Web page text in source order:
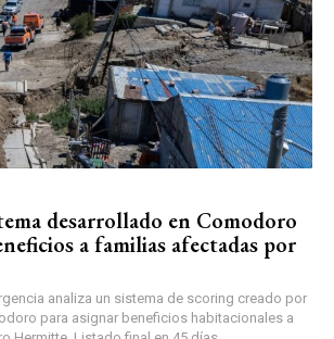
desarrollado en Comodoro
a familias afectadas por
analiza un sistema de scoring creado por
para asignar beneficios habitacionales a